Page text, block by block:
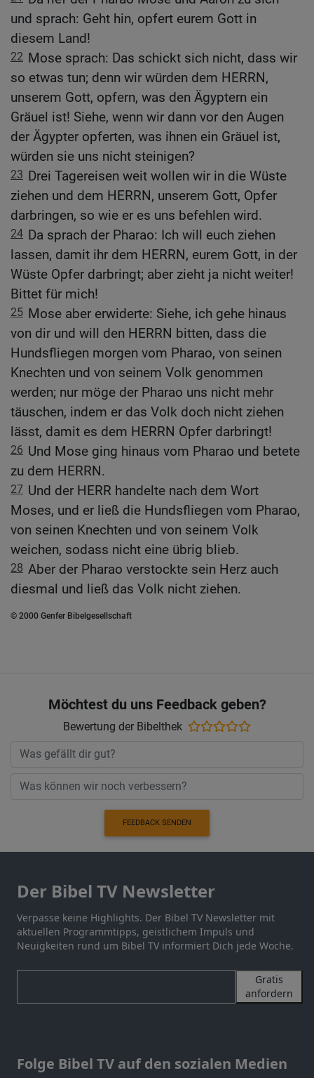
und sprach: Geht hin, opfert eurem Gott in
diesem Land!
22 Mose sprach: Das schickt sich nicht, dass wir
so etwas tun; denn wir würden dem HERRN,
unserem Gott, opfern, was den Ägyptern ein
Gräuel ist! Siehe, wenn wir dann vor den Augen
der Ägypter opferten, was ihnen ein Gräuel ist,
würden sie uns nicht steinigen?
23 Drei Tagereisen weit wollen wir in die Wüste
ziehen und dem HERRN, unserem Gott, Opfer
darbringen, so wie er es uns befehlen wird.
24 Da sprach der Pharao: Ich will euch ziehen
lassen, damit ihr dem HERRN, eurem Gott, in der
Wüste Opfer darbringt; aber zieht ja nicht weiter!
Bittet für mich!
25 Mose aber erwiderte: Siehe, ich gehe hinaus
von dir und will den HERRN bitten, dass die
Hundsfliegen morgen vom Pharao, von seinen
Knechten und von seinem Volk genommen
werden; nur möge der Pharao uns nicht mehr
täuschen, indem er das Volk doch nicht ziehen
lässt, damit es dem HERRN Opfer darbringt!
26 Und Mose ging hinaus vom Pharao und betete
zu dem HERRN.
27 Und der HERR handelte nach dem Wort
Moses, und er ließ die Hundsfliegen vom Pharao,
von seinen Knechten und von seinem Volk
weichen, sodass nicht eine übrig blieb.
28 Aber der Pharao verstockte sein Herz auch
diesmal und ließ das Volk nicht ziehen.
© 2000 Genfer Bibelgesellschaft
Möchtest du uns Feedback geben?
Bewertung der Bibelthek
FEEDBACK SENDEN
Der Bibel TV Newsletter
Verpasse keine Highlights. Der Bibel TV Newsletter mit
aktuellen Programmtipps, geistlichem Impuls und
Neuigkeiten rund um Bibel TV informiert Dich jede Woche.
Gratis
anfordern
Folge Bibel TV auf den sozialen Medien